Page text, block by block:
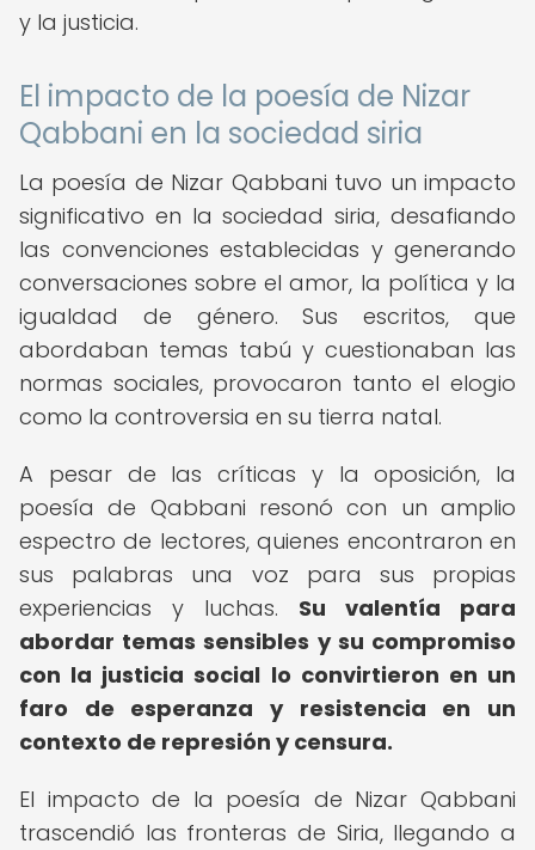
y la justicia.
El impacto de la poesía de Nizar
Qabbani en la sociedad siria
La poesía de Nizar Qabbani tuvo un impacto
significativo en la sociedad siria, desafiando
las convenciones establecidas y generando
conversaciones sobre el amor, la política y la
igualdad de género. Sus escritos, que
abordaban temas tabú y cuestionaban las
normas sociales, provocaron tanto el elogio
como la controversia en su tierra natal.
A pesar de las críticas y la oposición, la
poesía de Qabbani resonó con un amplio
espectro de lectores, quienes encontraron en
sus palabras una voz para sus propias
experiencias y luchas. Su valentía para
abordar temas sensibles y su compromiso
con la justicia social lo convirtieron en un
faro de esperanza y resistencia en un
contexto de represión y censura.
El impacto de la poesía de Nizar Qabbani
trascendió las fronteras de Siria, llegando a